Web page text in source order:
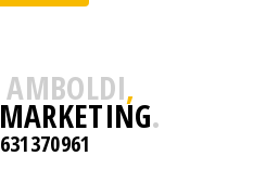
AMBOLDI,
.